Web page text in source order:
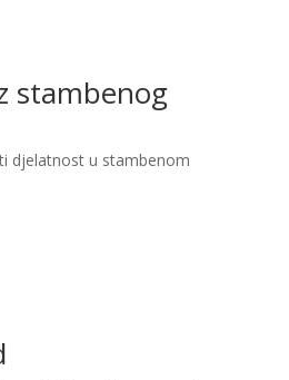
stambenog
djelatnost u stambenom